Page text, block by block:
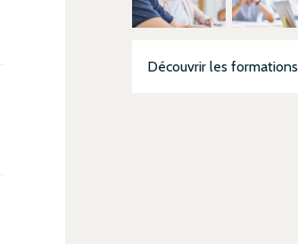
Découvrir les formations